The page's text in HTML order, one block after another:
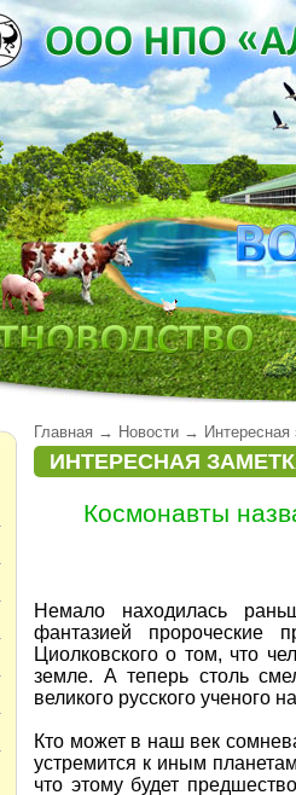
Главная → Новости →
ИНТЕРЕСНАЯ
Космонавты
Немало находилась
фантазией пророческие
Циолковского о том, что
земле. А теперь столь
великого русского ученого
Кто может в наш век
устремится к иным
что этому будет